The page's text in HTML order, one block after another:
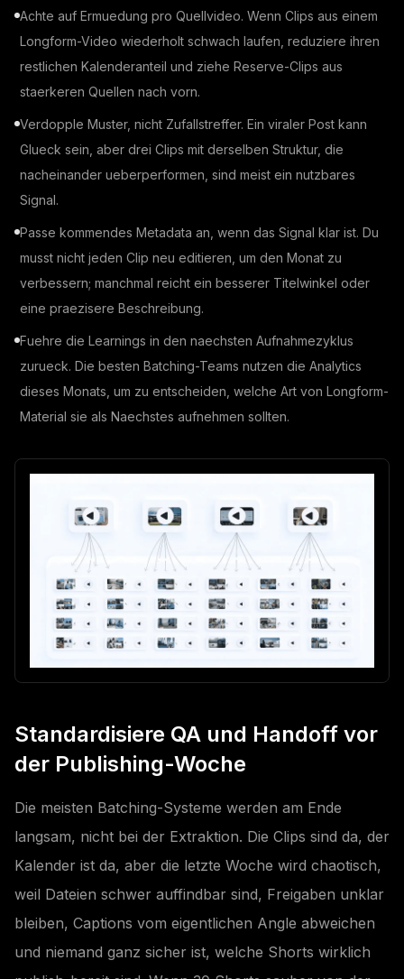
Achte auf Ermuedung pro Quellvideo. Wenn Clips aus einem
Longform-Video wiederholt schwach laufen, reduziere ihren
restlichen Kalenderanteil und ziehe Reserve-Clips aus
staerkeren Quellen nach vorn.
Verdopple Muster, nicht Zufallstreffer. Ein viraler Post kann
Glueck sein, aber drei Clips mit derselben Struktur, die
nacheinander ueberperformen, sind meist ein nutzbares
Signal.
Passe kommendes Metadata an, wenn das Signal klar ist. Du
musst nicht jeden Clip neu editieren, um den Monat zu
verbessern; manchmal reicht ein besserer Titelwinkel oder
eine praezisere Beschreibung.
Fuehre die Learnings in den naechsten Aufnahmezyklus
zurueck. Die besten Batching-Teams nutzen die Analytics
dieses Monats, um zu entscheiden, welche Art von Longform-
Material sie als Naechstes aufnehmen sollten.
Standardisiere QA und Handoff vor
der Publishing-Woche
Die meisten Batching-Systeme werden am Ende
langsam, nicht bei der Extraktion. Die Clips sind da, der
Kalender ist da, aber die letzte Woche wird chaotisch,
weil Dateien schwer auffindbar sind, Freigaben unklar
bleiben, Captions vom eigentlichen Angle abweichen
und niemand ganz sicher ist, welche Shorts wirklich